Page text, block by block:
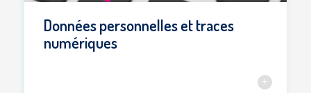
Données personnelles et traces
numériques